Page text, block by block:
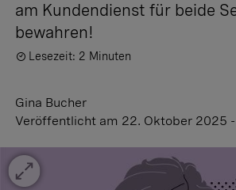
am Kundendienst für beide
bewahren!
Lesezeit: 2 Minuten
Gina Bucher
Veröffentlicht am 22. Oktober 2025